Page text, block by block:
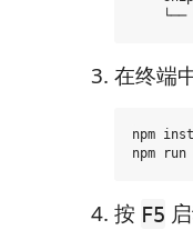
在终端
npm
按 F5